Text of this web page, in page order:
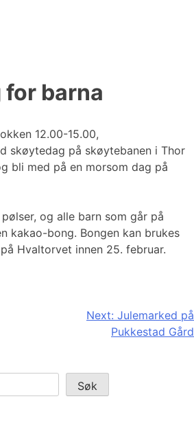
barna
12.00-15.00,
skøytedag på skøytebanen i Thor
bli med på en morsom dag på
og alle barn som går på
kakao-bong. Bongen kan brukes
Hvaltorvet innen 25. februar.
Next: Julemarked på
Pukkestad Gård
Søk